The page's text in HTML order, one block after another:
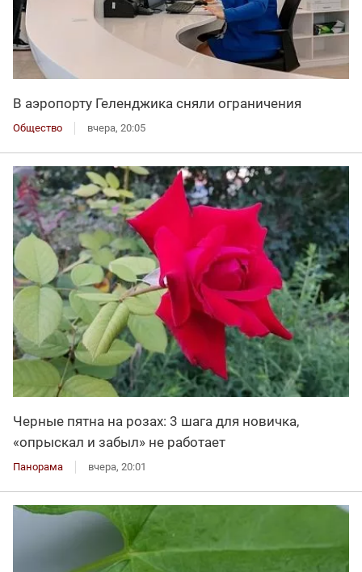
В аэропорту Геленджика сняли ограничения
Общество вчера, 20:05
Черные пятна на розах: 3 шага для новичка,
«опрыскал и забыл» не работает
Панорама вчера, 20:01